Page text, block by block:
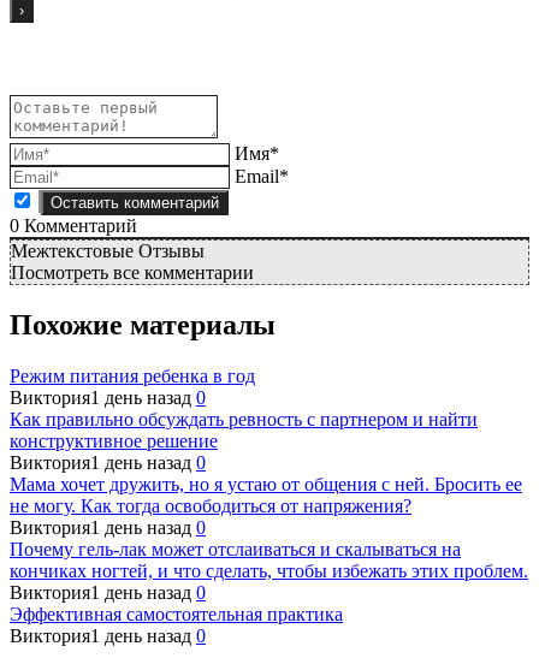
Имя*
Email*
0 Комментарий
Межтекстовые Отзывы
Посмотреть все комментарии
Похожие материалы
Режим питания ребенка в год
Виктория1 день назад 0
Как правильно обсуждать ревность с партнером и найти
конструктивное решение
Виктория1 день назад 0
Мама хочет дружить, но я устаю от общения с ней. Бросить ее
не могу. Как тогда освободиться от напряжения?
Виктория1 день назад 0
Почему гель-лак может отслаиваться и скалываться на
кончиках ногтей, и что сделать, чтобы избежать этих проблем.
Виктория1 день назад 0
Эффективная самостоятельная практика
Виктория1 день назад 0